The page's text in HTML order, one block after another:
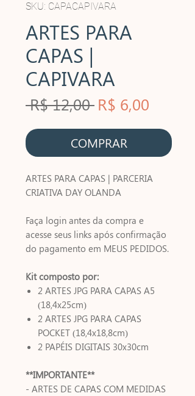
SKU: CAPACAPIVARA
ARTES PARA
CAPAS |
CAPIVARA
R$ 12,00 Preço
normal
R$ 6,00
COMPRAR
ARTES PARA CAPAS | PARCERIA
CRIATIVA DAY OLANDA
Faça login antes da compra e
acesse seus links após confirmação
do pagamento em MEUS PEDIDOS.
Kit composto por:
2 ARTES JPG PARA CAPAS A5
(18,4x25cm)
2 ARTES JPG PARA CAPAS
POCKET (18,4x18,8cm)
2 PAPÉIS DIGITAIS 30x30cm
**IMPORTANTE**
- ARTES DE CAPAS COM MEDIDAS